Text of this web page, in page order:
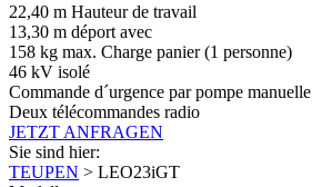
22,40 m Hauteur de travail
13,30 m déport avec
158 kg max. Charge panier (1 personne)
46 kV isolé
Commande d´urgence par pompe manuelle
Deux télécommandes radio
JETZT ANFRAGEN
Sie sind hier:
TEUPEN > LEO23iGT